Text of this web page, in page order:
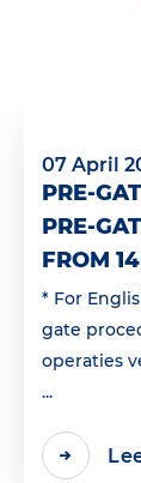
07 April
PRE-
PRE-
FROM
* For
gate
operaties
...